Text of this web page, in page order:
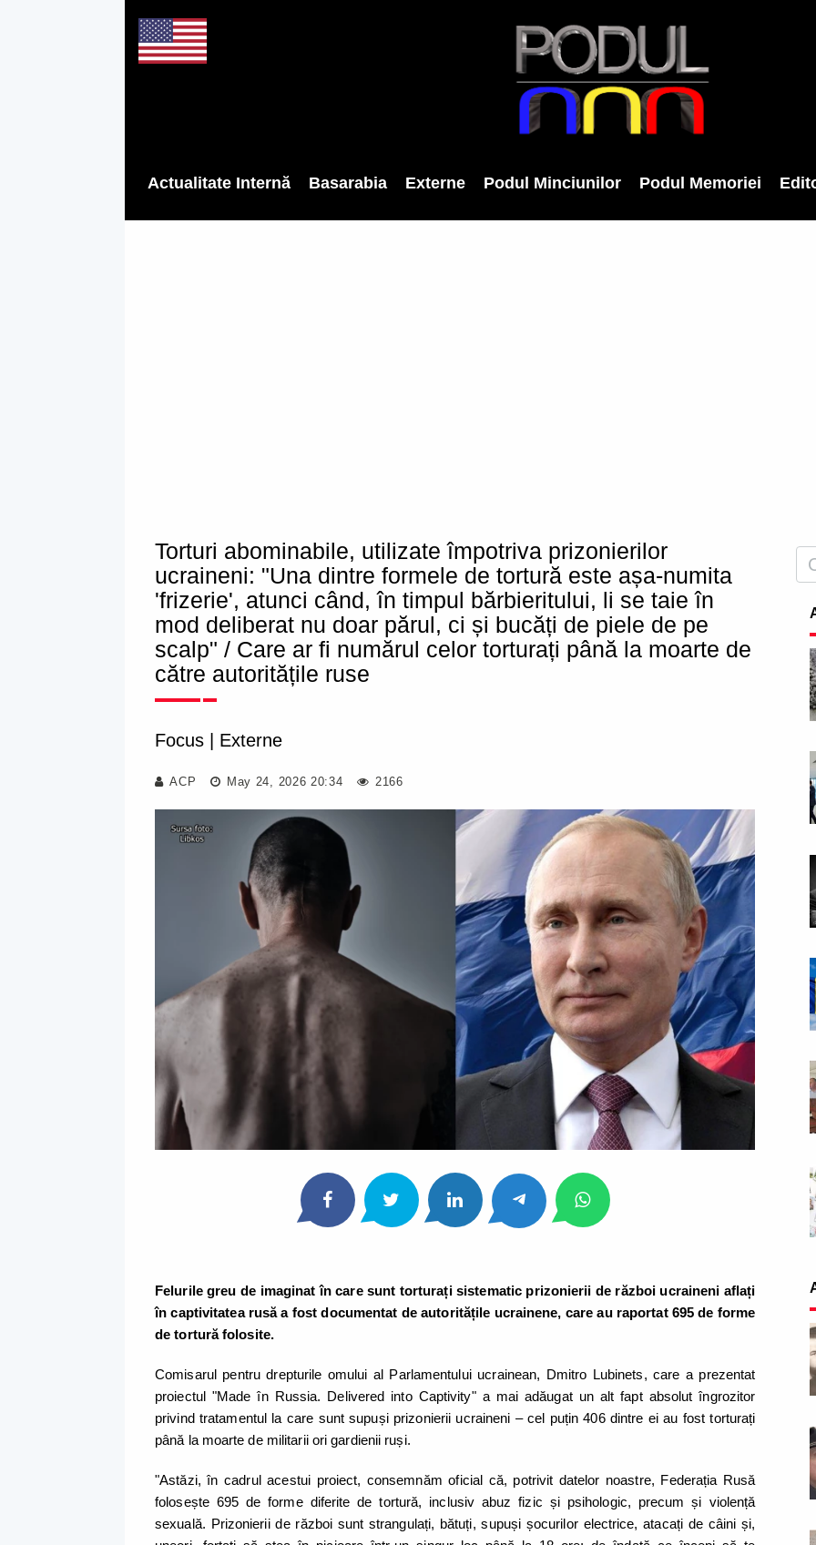
Actualitate Internă Basarabia Externe Podul Minciunilor Podul Memoriei
Torturi abominabile, utilizate împotriva prizonierilor
ucraineni: "Una dintre formele de tortură este așa-numita
'frizerie', atunci când, în timpul bărbieritului, li se taie în
mod deliberat nu doar părul, ci și bucăți de piele de pe
scalp" / Care ar fi numărul celor torturați până la moarte de
către autoritățile ruse
Focus Externe
ACP May 24, 2026 20:34 2166
Felurile greu de imaginat în care sunt torturați sistematic prizonierii de război ucraineni aflați
în captivitatea rusă a fost documentat de autoritățile ucrainene, care au raportat 695 de forme
de tortură folosite.
Comisarul pentru drepturile omului al Parlamentului ucrainean, Dmitro Lubinets, care a prezentat
proiectul "Made în Russia. Delivered into Captivity" a mai adăugat un alt fapt absolut îngrozitor
privind tratamentul la care sunt supuși prizonierii ucraineni – cel puțin 406 dintre ei au fost torturați
până la moarte de militarii ori gardienii ruși.
"Astăzi, în cadrul acestui proiect, consemnăm oficial că, potrivit datelor noastre, Federația Rusă
folosește 695 de forme diferite de tortură, inclusiv abuz fizic și psihologic, precum și violență
sexuală. Prizonierii de război sunt strangulați, bătuți, supuși șocurilor electrice, atacați de câini și,